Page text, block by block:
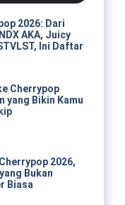
2026: Dari
AKA, Juicy
Ini Daftar
Cherrypop
yang Bikin Kamu
2026,
Bukan
Biasa